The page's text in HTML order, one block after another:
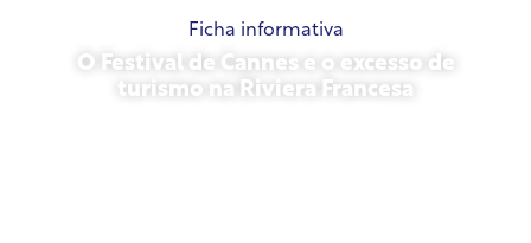
Ficha informativa
O Festival de Cannes e o excesso de
turismo na Riviera Francesa